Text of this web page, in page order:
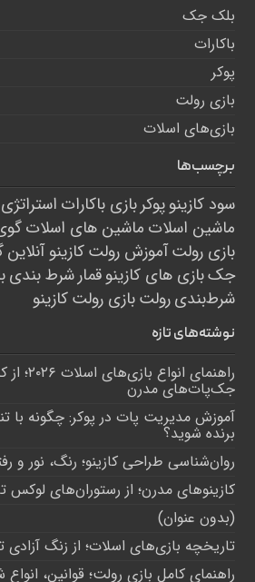
بلک جک
باکارات
پوکر
بازی رولت
بازی‌های اسلات
برچسب‌ها
سود کازینوپوکربازی باکارات
ماشین اسلات ماشین های اسلات
بازی رولتآموزش رولتکازینو آنلاین
جکبازی های کازینوقمارشرط بندی
شرط‌بندیرولتبازی رولتکازینو
نوشته‌های تازه
راهنمای انواع
جک‌پات‌های مدرن
آموزش مدیریت پات در پوکر: چگونه با
برنده شوید؟
روان‌شناسی طراحی کازینو؛ رنگ، نور و
کازینوهای مدرن؛ از رستوران‌های لوکس
(بدون عنوان)
تاریخچه بازی‌های اسلات؛ از زنگ
راهنمای کامل بازی رولت؛ قوانین،